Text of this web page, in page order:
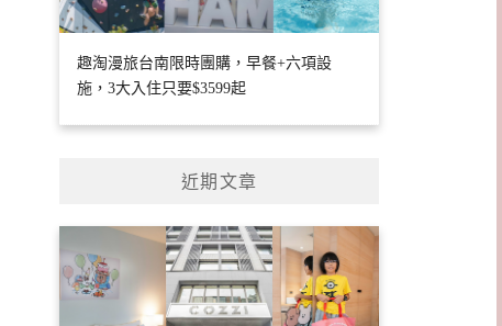
趣淘漫旅台南限時團購，早餐+六項設
施，3大入住只要$3599起
近期文章